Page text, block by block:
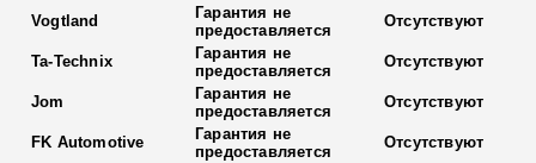
Vogtland
Гарантия не
предоставляется
Отсутствуют
Ta-Technix
Гарантия не
предоставляется
Отсутствуют
Jom
Гарантия не
предоставляется
Отсутствуют
FK Automotive
Гарантия не
предоставляется
Отсутствуют